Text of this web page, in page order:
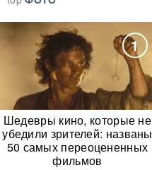
1
Шедевры кино, которые не
убедили зрителей: названы
50 самых переоцененных
фильмов